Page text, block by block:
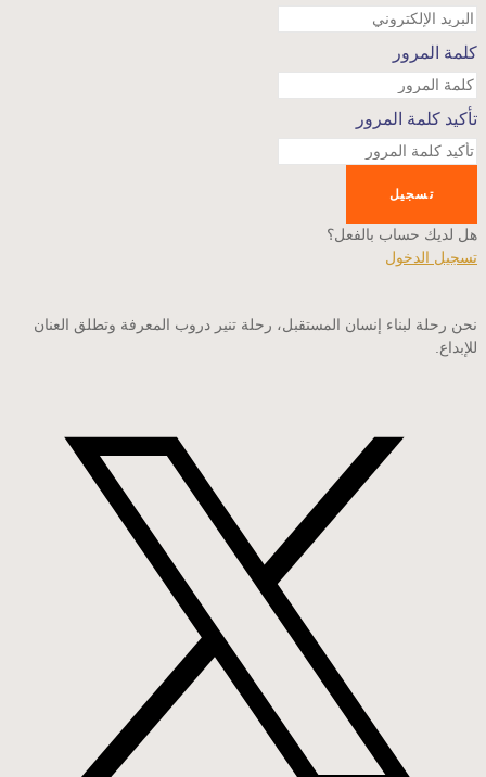
كلمة المرور
تأكيد كلمة المرور
تسجيل
هل لديك حساب بالفعل؟
تسجيل الدخول
نحن رحلة لبناء إنسان المستقبل، رحلة تنير دروب المعرفة وتطلق العنان
للإبداع.